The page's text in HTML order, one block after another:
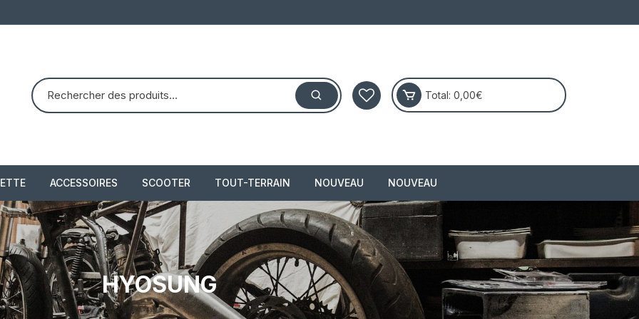
Total: 0,00€
ACCESSOIRES SCOOTER
PIAGGIO X8 125 (2004 –
2007)
PIAGGIO X10 350 IE
piaggio 300 beverly
TOUT-TERRAIN
quad dinli 450 dmx masai
demon
NOUVEAU NOUVEAU
HYOSUNG